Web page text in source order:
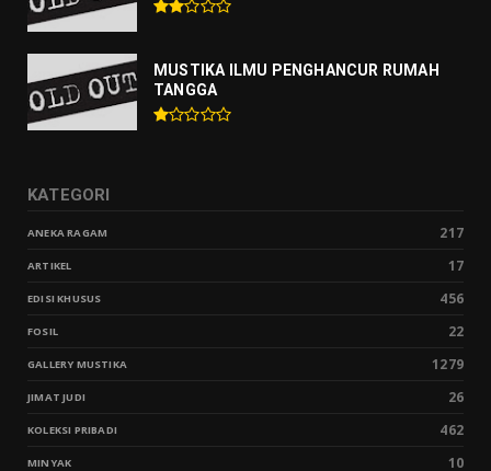
MUSTIKA ILMU PENGHANCUR RUMAH
TANGGA
KATEGORI
ANEKA RAGAM 217
ARTIKEL 17
EDISI KHUSUS 456
FOSIL 22
GALLERY MUSTIKA 1279
JIMAT JUDI 26
KOLEKSI PRIBADI 462
MINYAK 10